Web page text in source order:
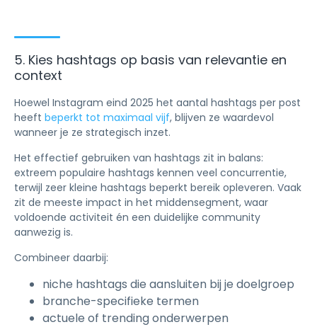
5. Kies hashtags op basis van relevantie en
context
Hoewel Instagram eind 2025 het aantal hashtags per post
heeft beperkt tot maximaal vijf, blijven ze waardevol
wanneer je ze strategisch inzet.
Het effectief gebruiken van hashtags zit in balans:
extreem populaire hashtags kennen veel concurrentie,
terwijl zeer kleine hashtags beperkt bereik opleveren. Vaak
zit de meeste impact in het middensegment, waar
voldoende activiteit én een duidelijke community
aanwezig is.
Combineer daarbij:
niche hashtags die aansluiten bij je doelgroep
branche-specifieke termen
actuele of trending onderwerpen